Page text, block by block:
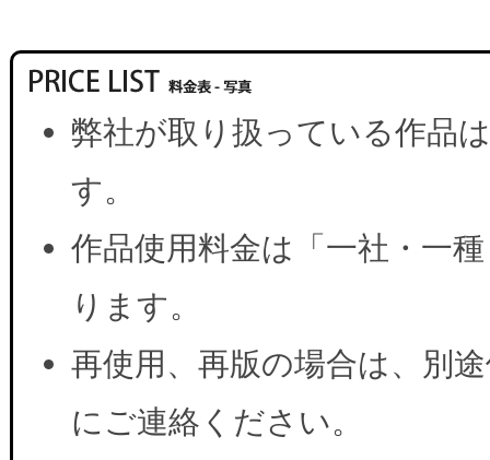
弊社が取り扱っている作品
す。
作品使用料金は「一社・一
ります。
再使用、再版の場合は、別
にご連絡ください。